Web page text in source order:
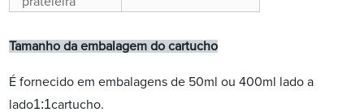
Tamanho da embalagem do cartucho
É fornecido em embalagens de 50ml ou 400ml lado a
lado1:1cartucho.